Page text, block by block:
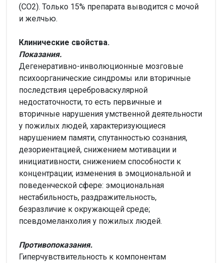
(СО2). Только 15% препарата выводится с мочой
и желчью.
Клинические свойства.
Показания.
Дегенеративно-инволюционные мозговые
психоорганические синдромы или вторичные
последствия цереброваскулярной
недостаточности, то есть первичные и
вторичные нарушения умственной деятельности
у пожилых людей, характеризующиеся
нарушением памяти, спутанностью сознания,
дезориентацией, снижением мотивации и
инициативности, снижением способности к
концентрации; изменения в эмоциональной и
поведенческой сфере: эмоциональная
нестабильность, раздражительность,
безразличие к окружающей среде;
псевдомеланхолия у пожилых людей.
Противопоказания.
Гиперчувствительность к компонентам